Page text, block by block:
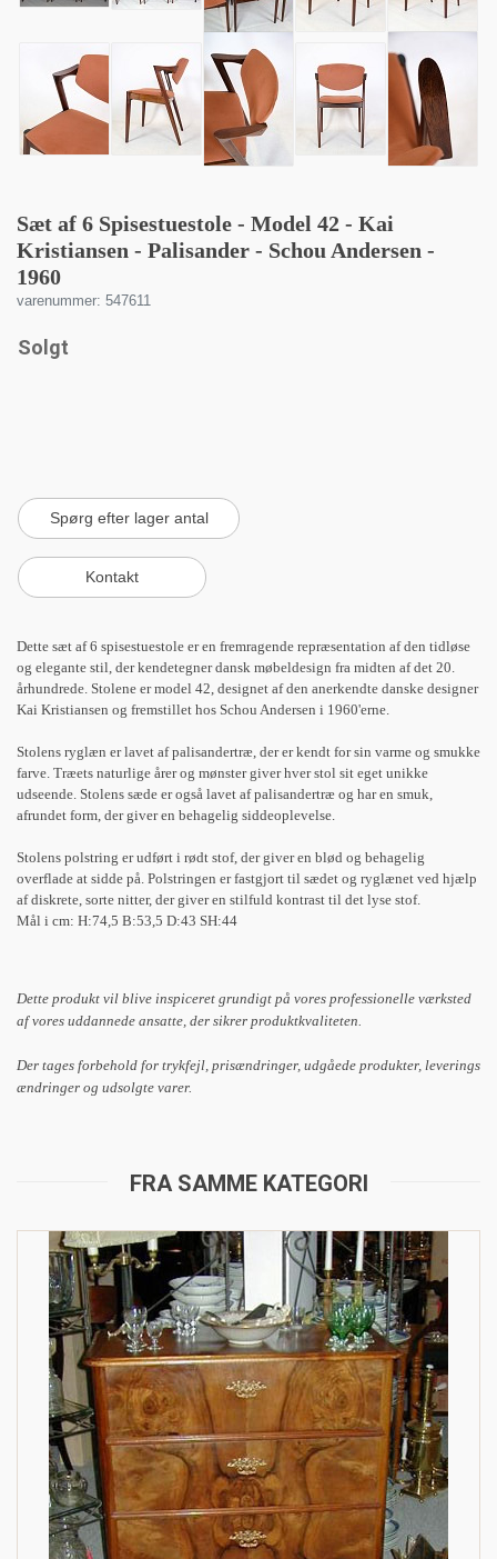
Sæt af 6 Spisestuestole - Model 42 - Kai
Kristiansen - Palisander - Schou Andersen -
1960
varenummer: 547611
Solgt
Dette sæt af 6 spisestuestole er en fremragende repræsentation af den tidløse
og elegante stil, der kendetegner dansk møbeldesign fra midten af ​​det 20.
århundrede. Stolene er model 42, designet af den anerkendte danske designer
Kai Kristiansen og fremstillet hos Schou Andersen i 1960'erne.
Stolens ryglæn er lavet af palisandertræ, der er kendt for sin varme og smukke
farve. Træets naturlige årer og mønster giver hver stol sit eget unikke
udseende. Stolens sæde er også lavet af palisandertræ og har en smuk,
afrundet form, der giver en behagelig siddeoplevelse.
Stolens polstring er udført i rødt stof, der giver en blød og behagelig
overflade at sidde på. Polstringen er fastgjort til sædet og ryglænet ved hjælp
af diskrete, sorte nitter, der giver en stilfuld kontrast til det lyse stof.
Mål i cm: H:74,5 B:53,5 D:43 SH:44
Dette produkt vil blive inspiceret grundigt på vores professionelle værksted
af vores uddannede ansatte, der sikrer produktkvaliteten.
Der tages forbehold for trykfejl, prisændringer, udgåede produkter, leverings
ændringer og udsolgte varer.
FRA SAMME KATEGORI